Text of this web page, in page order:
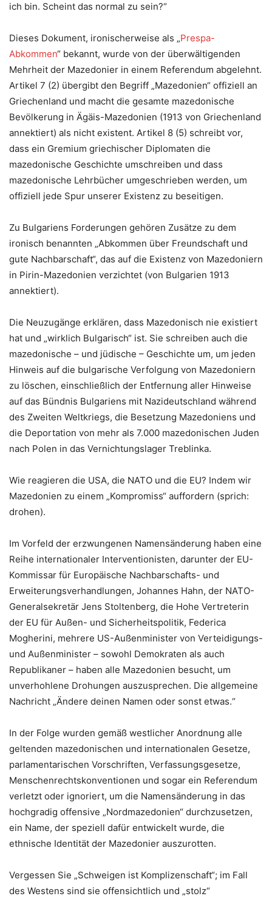
ich bin. Scheint das normal zu sein?“
Dieses Dokument, ironischerweise als „Prespa-
Abkommen“ bekannt, wurde von der überwältigenden
Mehrheit der Mazedonier in einem Referendum abgelehnt.
Artikel 7 (2) übergibt den Begriff „Mazedonien“ offiziell an
Griechenland und macht die gesamte mazedonische
Bevölkerung in Ägäis-Mazedonien (1913 von Griechenland
annektiert) als nicht existent. Artikel 8 (5) schreibt vor,
dass ein Gremium griechischer Diplomaten die
mazedonische Geschichte umschreiben und dass
mazedonische Lehrbücher umgeschrieben werden, um
offiziell jede Spur unserer Existenz zu beseitigen.
Zu Bulgariens Forderungen gehören Zusätze zu dem
ironisch benannten „Abkommen über Freundschaft und
gute Nachbarschaft“, das auf die Existenz von Mazedoniern
in Pirin-Mazedonien verzichtet (von Bulgarien 1913
annektiert).
Die Neuzugänge erklären, dass Mazedonisch nie existiert
hat und „wirklich Bulgarisch“ ist. Sie schreiben auch die
mazedonische – und jüdische – Geschichte um, um jeden
Hinweis auf die bulgarische Verfolgung von Mazedoniern
zu löschen, einschließlich der Entfernung aller Hinweise
auf das Bündnis Bulgariens mit Nazideutschland während
des Zweiten Weltkriegs, die Besetzung Mazedoniens und
die Deportation von mehr als 7.000 mazedonischen Juden
nach Polen in das Vernichtungslager Treblinka.
Wie reagieren die USA, die NATO und die EU? Indem wir
Mazedonien zu einem „Kompromiss“ auffordern (sprich:
drohen).
Im Vorfeld der erzwungenen Namensänderung haben eine
Reihe internationaler Interventionisten, darunter der EU-
Kommissar für Europäische Nachbarschafts- und
Erweiterungsverhandlungen, Johannes Hahn, der NATO-
Generalsekretär Jens Stoltenberg, die Hohe Vertreterin
der EU für Außen- und Sicherheitspolitik, Federica
Mogherini, mehrere US-Außenminister von Verteidigungs-
und Außenminister – sowohl Demokraten als auch
Republikaner – haben alle Mazedonien besucht, um
unverhohlene Drohungen auszusprechen. Die allgemeine
Nachricht „Ändere deinen Namen oder sonst etwas.“
In der Folge wurden gemäß westlicher Anordnung alle
geltenden mazedonischen und internationalen Gesetze,
parlamentarischen Vorschriften, Verfassungsgesetze,
Menschenrechtskonventionen und sogar ein Referendum
verletzt oder ignoriert, um die Namensänderung in das
hochgradig offensive „Nordmazedonien“ durchzusetzen,
ein Name, der speziell dafür entwickelt wurde, die
ethnische Identität der Mazedonier auszurotten.
Vergessen Sie „Schweigen ist Komplizenschaft“; im Fall
des Westens sind sie offensichtlich und „stolz“